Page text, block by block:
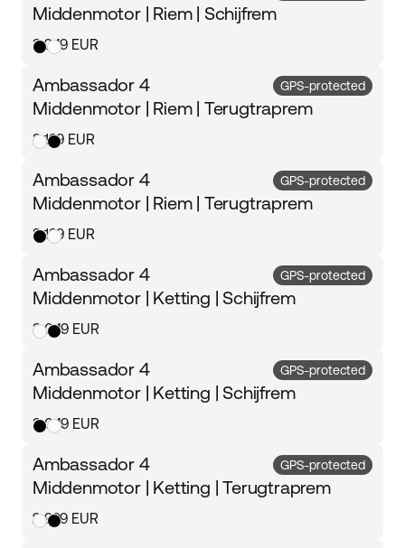
Middenmotor | Riem | Schijfrem
3 249 EUR
Ambassador 4
Middenmotor | Riem | Terugtraprem
3 199 EUR
GPS-protected
Ambassador 4
Middenmotor | Riem | Terugtraprem
3 199 EUR
GPS-protected
Ambassador 4
Middenmotor | Ketting | Schijfrem
3 049 EUR
GPS-protected
Ambassador 4
Middenmotor | Ketting | Schijfrem
3 049 EUR
GPS-protected
Ambassador 4
Middenmotor | Ketting | Terugtraprem
2 999 EUR
GPS-protected